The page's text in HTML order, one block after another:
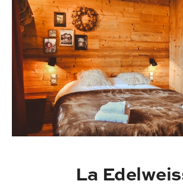
La